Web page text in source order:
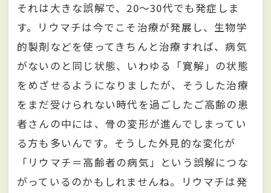
それは大きな誤解で、20～30代でも発症しま
す。リウマチは今でこそ治療が発展し、生物学
的製剤などを使ってきちんと治療すれば、病気
がないのと同じ状態、いわゆる「寛解」の状態
をめざせるようになりましたが、そうした治療
をまだ受けられない時代を過ごしたご高齢の患
者さんの中には、骨の変形が進んでしまってい
る方も多いんです。そうした外見的な変化が
「リウマチ＝高齢者の病気」という誤解につな
がっているのかもしれませんね。リウマチは発